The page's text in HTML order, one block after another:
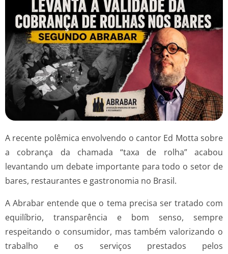
A recente polêmica envolvendo o cantor Ed Motta sobre
a cobrança da chamada “taxa de rolha” acabou
levantando um debate importante para todo o setor de
bares, restaurantes e gastronomia no Brasil.
A Abrabar entende que o tema precisa ser tratado com
equilíbrio, transparência e bom senso, sempre
respeitando o consumidor, mas também valorizando o
trabalho e os serviços prestados pelos